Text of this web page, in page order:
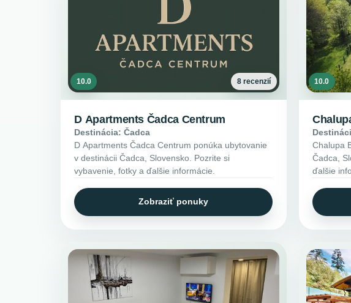
10.0 8 recenzií
D Apartments Čadca Centrum
Destinácia: Čadca
D Apartments Čadca Centrum ponúka ubytovanie
v destinácii Čadca, Slovensko. Pozrite si
vybavenie, fotky a ďalšie informácie.
Zobraziť ponuky
10.0
Chalupa
Čadca,
ďalšie